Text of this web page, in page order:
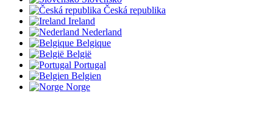
Česká republika
Ireland
Nederland
Belgique
België
Portugal
Belgien
Norge